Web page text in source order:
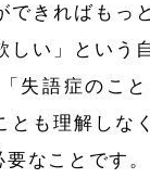
できればもっ
しい」という
失語症のこ
とも理解しな
なことです。